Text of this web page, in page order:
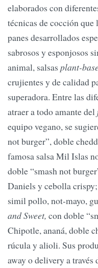
elaborados con
técnicas de cocción
panes desarrollados
sabrosos y esponjosos
animal, salsas plant-
crujientes y de calidad
superadora. Entre las
atraer a todo amante del
equipo vegano, se
not burger”, doble
famosa salsa Mil Islas
doble “smash not
Daniels y cebolla
simil pollo, not-mayo,
and Sweet, con doble
Chipotle, ananá, doble
rúcula y alioli. Sus
away o delivery a